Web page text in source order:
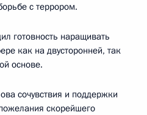
с террором.
готовность наращивать
как на двусторонней, так
основе.
сочувствия и поддержки
скорейшего